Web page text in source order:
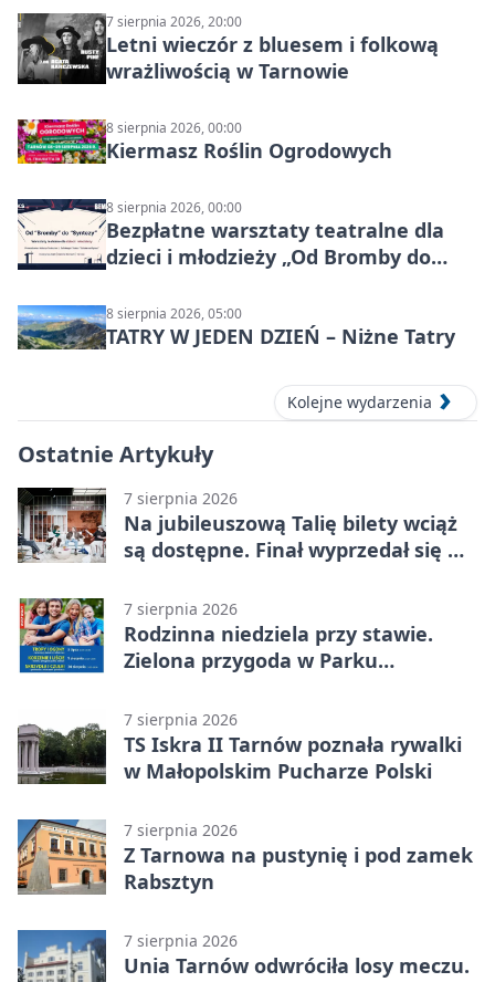
7 sierpnia 2026, 20:00
Letni wieczór z bluesem i folkową
wrażliwością w Tarnowie
8 sierpnia 2026, 00:00
Kiermasz Roślin Ogrodowych
8 sierpnia 2026, 00:00
Bezpłatne warsztaty teatralne dla
dzieci i młodzieży „Od Bromby do
8 sierpnia 2026, 05:00
TATRY W JEDEN DZIEŃ – Niżne Tatry
Kolejne wydarzenia
Ostatnie Artykuły
7 sierpnia 2026
Na jubileuszową Talię bilety wciąż
są dostępne. Finał wyprzedał się w
7 sierpnia 2026
Rodzinna niedziela przy stawie.
Zielona przygoda w Parku
7 sierpnia 2026
TS Iskra II Tarnów poznała rywalki
w Małopolskim Pucharze Polski
7 sierpnia 2026
Z Tarnowa na pustynię i pod zamek
Rabsztyn
7 sierpnia 2026
Unia Tarnów odwróciła losy meczu.